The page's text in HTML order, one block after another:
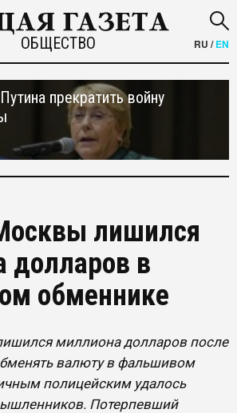
ОБЩЕСТВО RU /EN
прекратить войну
лишился
долларов в
обменнике
миллиона долларов после
валюту в фальшивом
полицейским удалось
Потерпевший